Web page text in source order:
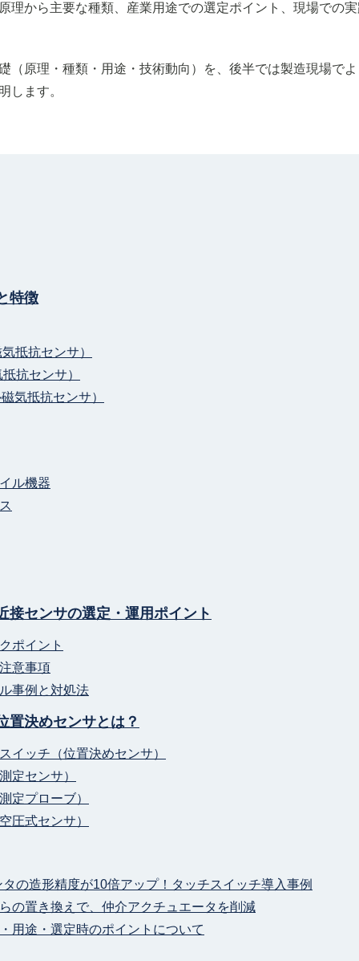
理から主要な種類、産業用途での選定ポイント、現場での
（原理・種類・用途・技術動向）を、後半では製造現場で
します。
特徴
抵抗センサ）
抗センサ）
気抵抗センサ）
ル機器
接センサの選定・運用ポイント
ポイント
意事項
事例と対処法
置決めセンサとは？
イッチ（位置決めセンサ）
定センサ）
定プローブ）
圧式センサ）
の造形精度が10倍アップ！タッチスイッチ導入事例
の置き換えで、仲介アクチュエータを削減
用途・選定時のポイントについて